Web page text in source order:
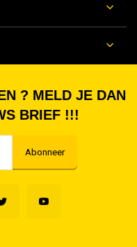
? MELD JE DAN
BRIEF !!!
Abonneer